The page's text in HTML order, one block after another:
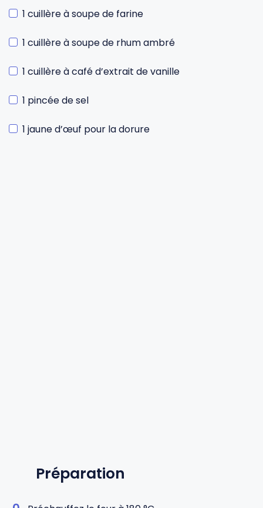
1 cuillère à soupe de farine
1 cuillère à soupe de rhum ambré
1 cuillère à café d’extrait de vanille
1 pincée de sel
1 jaune d’œuf pour la dorure
Préparation